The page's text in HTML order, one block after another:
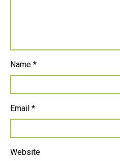
Name *
Email *
Website